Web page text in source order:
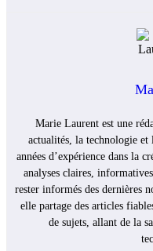
Marie Laurent est une
actualités, la technologie et
années d’expérience dans la
analyses claires,
rester informés des dernières
elle partage des articles
de sujets, allant de la